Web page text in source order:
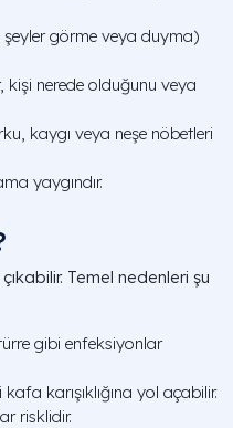
görme veya duyma)
kişi nerede olduğunu veya
kaygı veya neşe nöbetleri
yaygındır.
Temel nedenleri şu
gibi enfeksiyonlar
karışıklığına yol açabilir.
risklidir.